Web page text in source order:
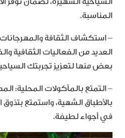
المناسبة.
– استكشاف الثقافة
العديد من الفعاليات الثقافية
بعض منها لتعزيز تجربتك
– التمتع بالمأكولات المحلية:
بالأطباق الشهية، واستمتع
في أجواء لطيفة.